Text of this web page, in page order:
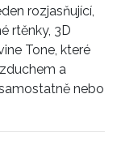
rozjasňující,
rtěnky, 3D
Tone, které
a
nebo